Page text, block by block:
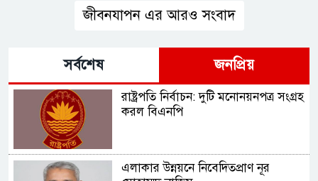
জীবনযাপন এর আরও সংবাদ
সর্বশেষ জনপ্রিয়
রাষ্ট্রপতি নির্বাচন: দুটি মনোনয়নপত্র সংগ্রহ
করল বিএনপি
এলাকার উন্নয়নে নিবেদিতপ্রাণ নূর